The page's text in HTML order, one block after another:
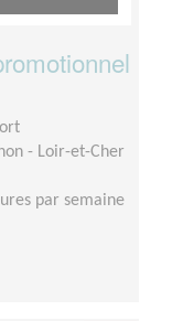
- Loir-et-Cher
par semaine